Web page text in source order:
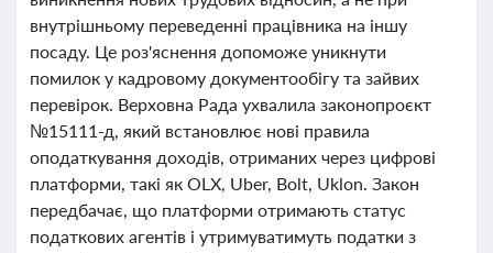
внутрішньому переведенні працівника на іншу
посаду. Це роз'яснення допоможе уникнути
помилок у кадровому документообігу та зайвих
перевірок. Верховна Рада ухвалила законопроєкт
№15111-д, який встановлює нові правила
оподаткування доходів, отриманих через цифрові
платформи, такі як OLX, Uber, Bolt, Uklon. Закон
передбачає, що платформи отримають статус
податкових агентів і утримуватимуть податки з